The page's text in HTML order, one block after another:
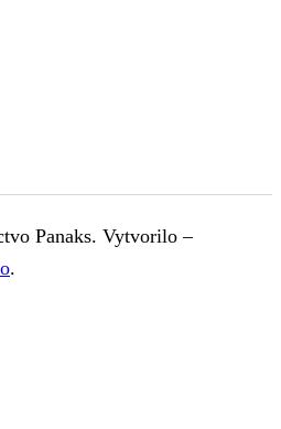
Panaks. Vytvorilo –
.